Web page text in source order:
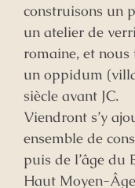
construisons un
un atelier de
romaine, et
un oppidum
siècle avant JC.
Viendront s’y
ensemble de
puis de l’âge du
Haut Moyen-